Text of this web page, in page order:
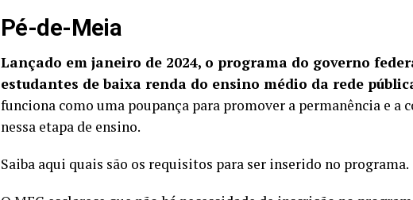
Pé-de-Meia
Lançado em janeiro de 2024, o programa do governo
estudantes de baixa renda do ensino médio da rede
funciona como uma poupança para promover a permanência e a
nessa etapa de ensino.
Saiba aqui quais são os requisitos para ser inserido no programa.